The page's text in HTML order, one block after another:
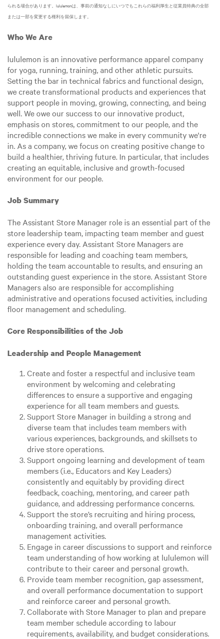
られる場合があります。lululemonは、事前の通知なしにいつでもこれらの福利厚生と従業員特典の全部
または一部を変更する権利を留保します。
Who We Are
lululemon is an innovative performance apparel company
for yoga, running, training, and other athletic pursuits.
Setting the bar in technical fabrics and functional design,
we create transformational products and experiences that
support people in moving, growing, connecting, and being
well. We owe our success to our innovative product,
emphasis on stores, commitment to our people, and the
incredible connections we make in every community we're
in. As a company, we focus on creating positive change to
build a healthier, thriving future. In particular, that includes
creating an equitable, inclusive and growth-focused
environment for our people.
Job Summary
The Assistant Store Manager role is an essential part of the
store leadership team, impacting team member and guest
experience every day. Assistant Store Managers are
responsible for leading and coaching team members,
holding the team accountable to results, and ensuring an
outstanding guest experience in the store. Assistant Store
Managers also are responsible for accomplishing
administrative and operations focused activities, including
floor management and scheduling.
Core Responsibilities of the Job
Leadership and People Management
Create and foster a respectful and inclusive team
environment by welcoming and celebrating
differences to ensure a supportive and engaging
experience for all team members and guests.
Support Store Manager in building a strong and
diverse team that includes team members with
various experiences, backgrounds, and skillsets to
drive store operations.
Support ongoing learning and development of team
members (i.e., Educators and Key Leaders)
consistently and equitably by providing direct
feedback, coaching, mentoring, and career path
guidance, and addressing performance concerns.
Support the store’s recruiting and hiring process,
onboarding training, and overall performance
management activities.
Engage in career discussions to support and reinforce
team understanding of how working at lululemon will
contribute to their career and personal growth.
Provide team member recognition, gap assessment,
and overall performance documentation to support
and reinforce career and personal growth.
Collaborate with Store Manager to plan and prepare
team member schedule according to labour
requirements, availability, and budget considerations.